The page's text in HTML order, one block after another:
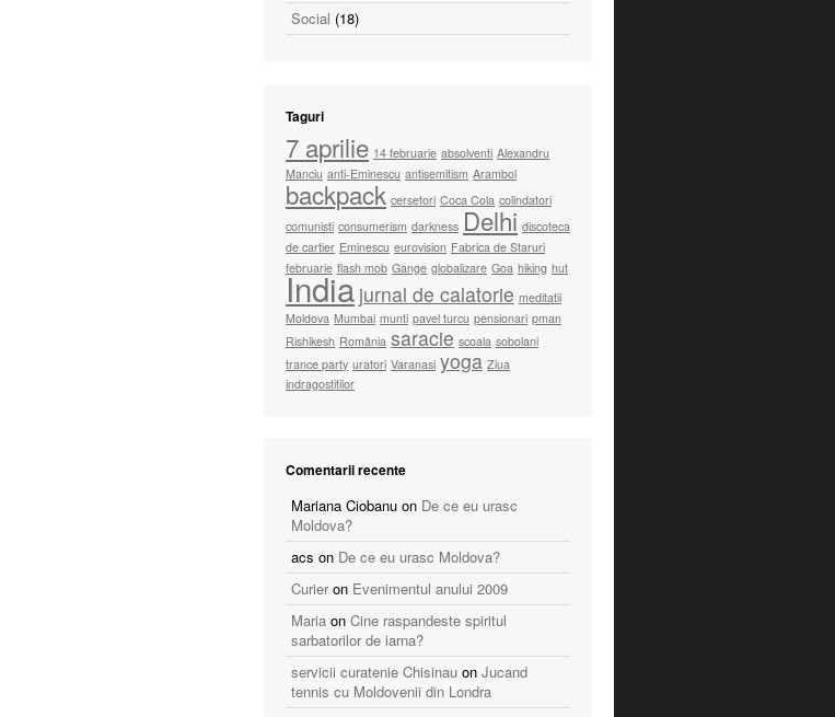
Social (18)
Taguri
7 aprilie 14 februarie absolventi Alexandru
Manciu anti-Eminescu antisemitism Arambol
backpack cersetori Coca Cola colindatori
comunisti consumerism darkness Delhi discoteca
de cartier Eminescu eurovision Fabrica de Staruri
februarie flash mob Gange globalizare Goa hiking hut
India jurnal de calatorie meditatii
Moldova Mumbai munti pavel turcu pensionari pman
Rishikesh România saracie scoala sobolani
trance party uratori Varanasi yoga Ziua
indragostitilor
Comentarii recente
Mariana Ciobanu on De ce eu urasc
Moldova?
acs on De ce eu urasc Moldova?
Curieron Evenimentul anului 2009
Maria on Cine raspandeste spiritul
sarbatorilor de iarna?
servicii curatenie Chisinau on Jucand
tennis cu Moldovenii din Londra